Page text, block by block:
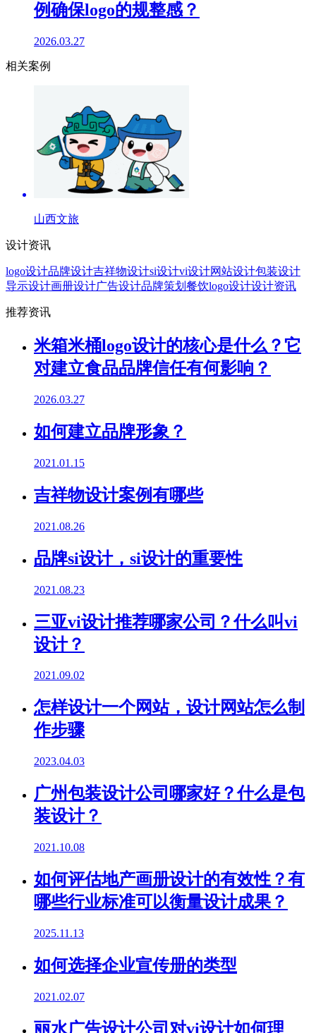
例确保logo的规整感？
2026.03.27
相关案例
山西文旅
设计资讯
logo设计品牌设计吉祥物设计si设计vi设计网站设计包装设计
导示设计画册设计广告设计品牌策划 餐饮logo设计设计资讯
推荐资讯
米箱米桶logo设计的核心是什么？它
对建立食品品牌信任有何影响？
2026.03.27
如何建立品牌形象？
2021.01.15
吉祥物设计案例有哪些
2021.08.26
品牌si设计，si设计的重要性
2021.08.23
三亚vi设计推荐哪家公司？什么叫vi
设计？
2021.09.02
怎样设计一个网站，设计网站怎么制
作步骤
2023.04.03
广州包装设计公司哪家好？什么是包
装设计？
2021.10.08
如何评估地产画册设计的有效性？有
哪些行业标准可以衡量设计成果？
2025.11.13
如何选择企业宣传册的类型
2021.02.07
丽水广告设计公司对vi设计如何理